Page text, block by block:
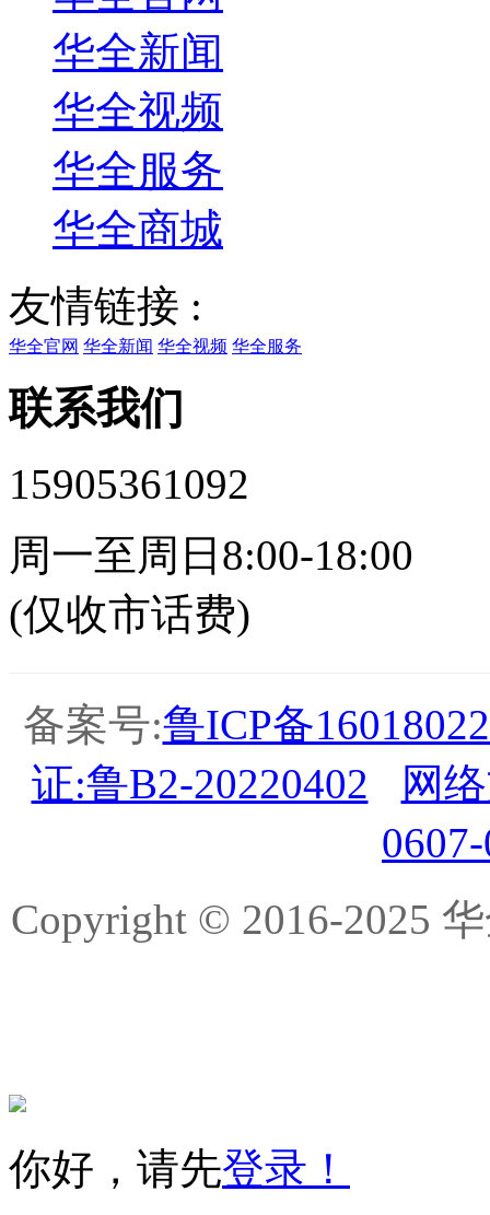
华全新闻
华全视频
华全服务
华全商城
友情链接 :
华全官网 华全新闻 华全视频 华全服务
联系我们
15905361092
周一至周日8:00-18:00
(仅收市话费)
备案号:鲁ICP备
证:鲁B2-20220402
网
Copyright © 2016-2025
你好，请先登录！